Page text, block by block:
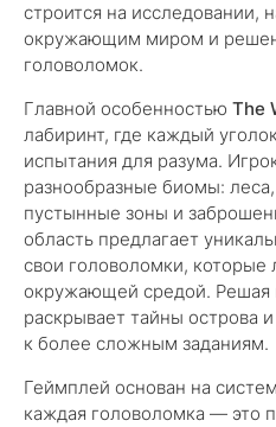
строится на исследовании,
окружающим миром и
головоломок.
Главной особенностью The
лабиринт, где каждый
испытания для разума.
разнообразные биомы:
пустынные зоны и
область предлагает
свои головоломки, которые
окружающей средой. Решая
раскрывает тайны острова
к более сложным заданиям.
Геймплей основан на
каждая головоломка — это